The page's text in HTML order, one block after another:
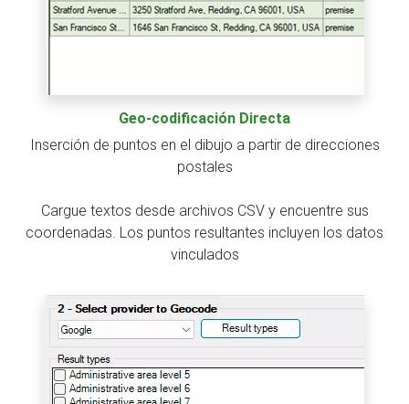
Geo-codificación Directa
Inserción de puntos en el dibujo a partir de direcciones
postales
Cargue textos desde archivos CSV y encuentre sus
coordenadas. Los puntos resultantes incluyen los datos
vinculados